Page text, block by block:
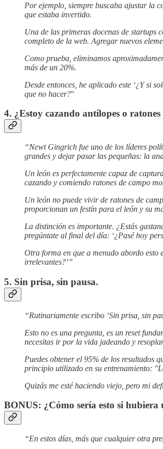
Por ejemplo, siempre buscaba ajustar la
que estaba invertido.
Una de las primeras docenas de startups
completo de la web. Agregar nuevos
Como prueba, eliminamos
más de un 20%.
Desde entonces, he aplicado este ‘¿Y si
que no hacer?"
4. ¿Estoy cazando antílopes o ratones
“Newt Gingrich fue uno de los líderes
grandes y dejar pasar las pequeñas: la
Un león es perfectamente capaz de
cazando y comiendo ratones de campo
Un león no puede vivir de ratones de
proporcionan un festín para el león y su
La distinción es importante. ¿Estás
pregúntate al final del día: ‘¿Pasé hoy
Otra forma en que a menudo abordo esto
irrelevantes?’”
5. Sin prisa, sin pausa.
“Rutinariamente escribo ‘Sin prisa, sin
Esto no es una pregunta, es un reset
necesitas ir por la vida jadeando y
Puedes obtener el 95% de los resultados
principio utilizado en su entrenamiento:
Quizás me esté haciendo viejo, pero mi
BONUS: ¿Cómo sería esto si
“En estos días, más que cualquier otra